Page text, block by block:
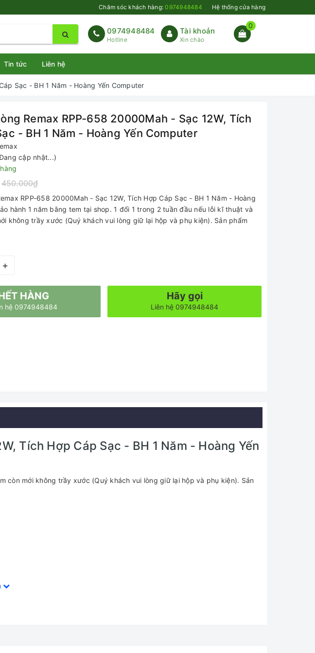
Chăm sóc khách hàng:0974948484 Hệ thống cửa hàng
0974948484
Hotline
Tài khoản
Xin chào
0
Tin tức Liên hệ
Sạc - BH 1 Năm - Hoàng Yến Computer
Remax RPP-658 20000Mah - Sạc 12W, Tích
- BH 1 Năm - Hoàng Yến Computer
cập nhật...)
450.000₫
RPP-658 20000Mah - Sạc 12W, Tích Hợp Cáp Sạc - BH 1 Năm - Hoàng
hành 1 năm bằng tem tại shop. 1 đổi 1 trong 2 tuần đầu nếu lỗi kĩ thuật và
không trầy xước (Quý khách vui lòng giữ lại hộp và phụ kiện). Sản phẩm
+
HÀNG
hệ 0974948484
Hãy gọi
Liên hệ 0974948484
Tích Hợp Cáp Sạc - BH 1 Năm - Hoàng Yến
còn mới không trầy xước (Quý khách vui lòng giữ lại hộp và phụ kiện). Sản